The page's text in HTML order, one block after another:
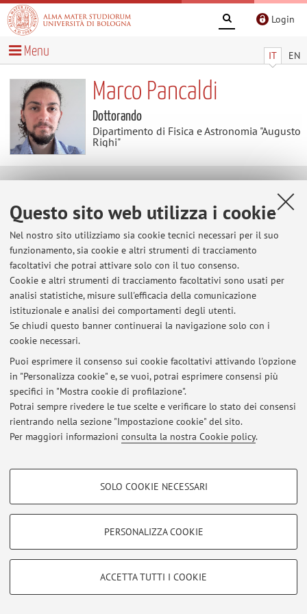
Questo sito web utilizza i cookie
Nel nostro sito utilizziamo sia cookie tecnici necessari per il suo
funzionamento, sia cookie e altri strumenti di tracciamento
facoltativi che potrai attivare solo con il tuo consenso.
Cookie e altri strumenti di tracciamento facoltativi sono usati per
analisi statistiche, misure sull'efficacia della comunicazione
istituzionale e analisi dei comportamenti degli utenti.
Se chiudi questo banner continuerai la navigazione solo con i
cookie necessari.
Puoi esprimere il consenso sui cookie facoltativi attivando l'opzione
in "Personalizza cookie" e, se vuoi, potrai esprimere consensi più
specifici in "Mostra cookie di profilazione".
Potrai sempre rivedere le tue scelte e verificare lo stato dei consensi
rientrando nella sezione "Impostazione cookie" del sito.
Per maggiori informazioni consulta la nostra Cookie policy.
COOKIE DI PROFILAZIONE - FACOLTATIVI
COOKIE TECNICI - NECESSARI
Si tratta di cookie tecnici utilizzati, a titolo esemplificativo, per il corretto
SOLO COOKIE NECESSARI
PERSONALIZZA COOKIE
ACCETTA TUTTI I COOKIE
Login
IT EN
Menu
Marco Pancaldi
Dottorando
Dipartimento di Fisica e Astronomia "Augusto
Righi"
Area riservata
Accedi tramiteloginper gestire tutti i contenuti del sito.
Zamboni, 33 - 40126 Bologna - Partita IVA: 01131710376
Privacy|Note legali |Impostazioni Cookie